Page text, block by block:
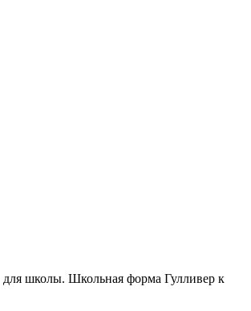
школы. Школьная форма Гулливер к